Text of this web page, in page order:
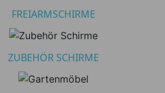
FREIARMSCHIRME
ZUBEHÖR SCHIRME